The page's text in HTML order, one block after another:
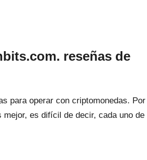
reseñas de
para operar con criptomonedas. Por
es difícil de decir, cada uno de